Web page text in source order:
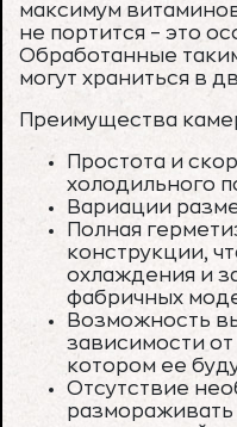
максимум
не портится – это
Обработанные
могут храниться в
Преимущества
Простота и
холодильного
Вариации
Полная
конструкции,
охлаждения и
фабричных
Возможность
зависимости
котором ее
Отсутствие
размораживать